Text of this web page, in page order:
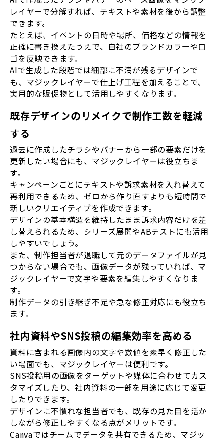
レイヤーで分解すれば、テキストや素材を後から調整
できます。
たとえば、イベントの日時や場所、価格などの情報を
正確に書き換えたうえで、自社のブランドカラーやロ
ゴを反映できます。
AIで生成した段階では細部に不満が残るデザインで
も、マジックレイヤーで仕上げ工程を加えることで、
実用的な販促物として活用しやすくなります。
既存デザインのリメイクで制作工数を軽減
する
過去に作成したチラシやバナーから一部の要素だけを
更新したい場合にも、マジックレイヤーは役立ちま
す。
キャンペーンごとにテキストや訴求素材を入れ替えて
再利用できるため、ゼロから作り直すよりも短時間で
新しいクリエイティブを作成できます。
デザインの基本構造を維持したまま訴求内容だけを差
し替えられるため、シリーズ展開やABテストにも活用
しやすいでしょう。
また、制作担当者が退職して元のデータファイルが見
つからない場合でも、画像データが残っていれば、マ
ジックレイヤーで文字や要素を編集しやすくなりま
す。
制作データの引き継ぎ不足や急な修正対応にも役立ち
ます。
社内資料やSNS投稿の編集効率を高める
資料に含まれる画像内の文字や数値を素早く修正した
い場面でも、マジックレイヤーは便利です。
SNS投稿用の画像をターゲットや媒体に合わせてカス
タマイズしたり、社内資料の一部を用途に応じて変更
したりできます。
デザインに不慣れな担当者でも、既存の見た目を活か
しながら修正しやすくなる点がメリットです。
Canvaではチームでデータを共有できるため、マジッ